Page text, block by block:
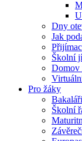
Dny
Jak
Školní
Domov
Pro žáky
Bakaláři
Školní